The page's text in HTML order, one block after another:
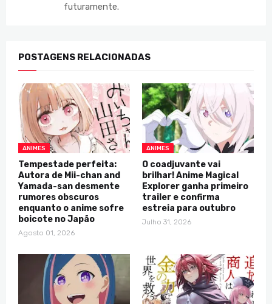
futuramente.
POSTAGENS RELACIONADAS
ANIMES
Tempestade perfeita:
Autora de Mii-chan and
Yamada-san desmente
rumores obscuros
enquanto o anime sofre
boicote no Japão
Agosto 01, 2026
ANIMES
O coadjuvante vai
brilhar! Anime Magical
Explorer ganha primeiro
trailer e confirma
estreia para outubro
Julho 31, 2026